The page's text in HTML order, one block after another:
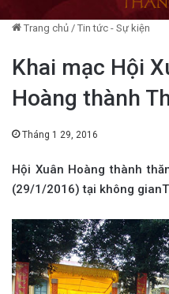
Trang chủ / Tin tức - Sự kiện
Khai mạc Hội
Hoàng thành
Tháng 1 29, 2016
Hội Xuân Hoàng thành
(29/1/2016) tại không